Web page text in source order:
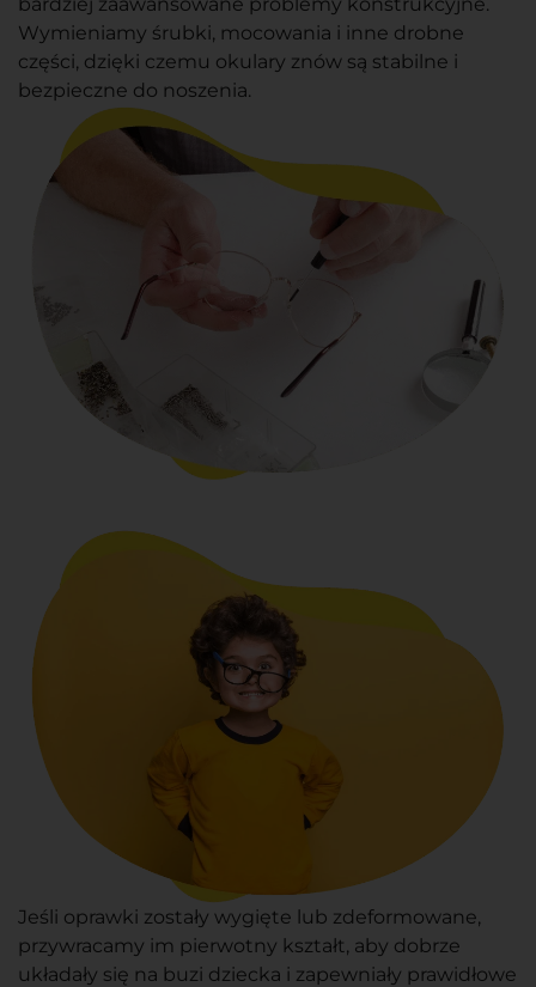
Wymieniamy śrubki, mocowania i inne drobne
części, dzięki czemu okulary znów są stabilne i
bezpieczne do noszenia.
Jeśli oprawki zostały wygięte lub zdeformowane,
przywracamy im pierwotny kształt, aby dobrze
układały się na buzi dziecka i zapewniały prawidłowe